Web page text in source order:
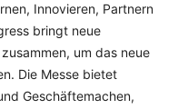
Innovieren, Partnern
bringt neue
um das neue
Die Messe bietet
Geschäftemachen,